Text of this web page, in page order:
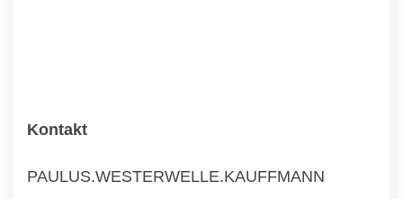
Kontakt
PAULUS.WESTERWELLE.KAUFFMANN